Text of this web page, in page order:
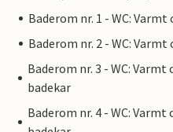
Baderom nr. 1 - WC:
Baderom nr. 2 - WC:
Baderom nr. 3 - WC:
badekar
Baderom nr. 4 - WC: